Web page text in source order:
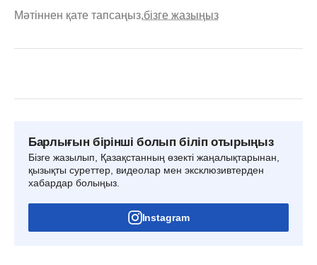
Мәтіннен қате тапсаңыз,бізге жазыңыз
Барлығын бірінші болып біліп отырыңыз
Бізге жазылып, Қазақстанның өзекті жаңалықтарынан,
қызықты суреттер, видеолар мен эксклюзивтерден
хабардар болыңыз.
Instagram